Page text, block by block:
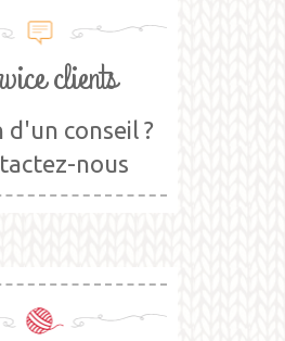
clients
d'un conseil ?
nous